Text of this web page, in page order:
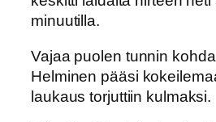
minuutilla.
Vajaa puolen tunnin
Helminen pääsi
laukaus torjuttiin kulmaksi.